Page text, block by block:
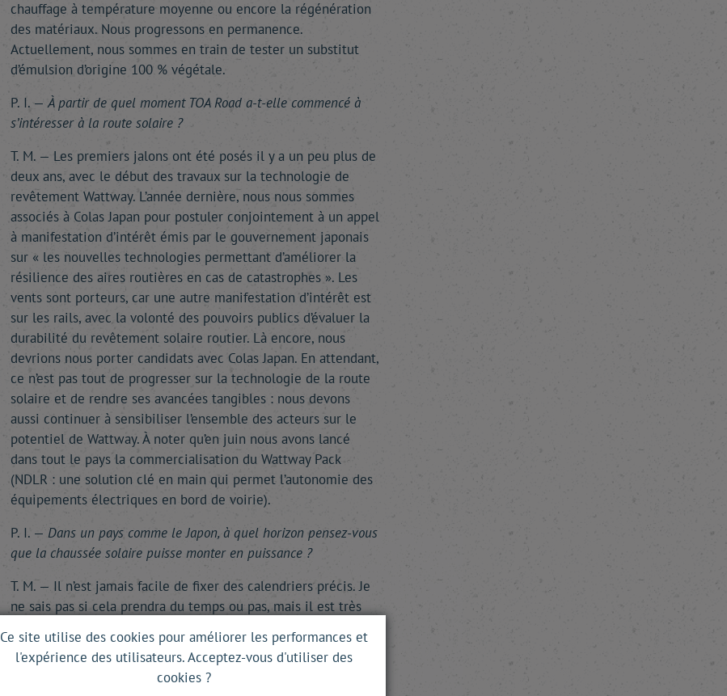
chauffage à température moyenne ou encore la régénération
des matériaux. Nous progressons en permanence.
Actuellement, nous sommes en train de tester un substitut
d’émulsion d’origine 100 % végétale.
P. I. —À partir de quel moment TOA Road a-t-elle commencé à
s’intéresser à la route solaire ?
T. M. — Les premiers jalons ont été posés il y a un peu plus de
deux ans, avec le début des travaux sur la technologie de
revêtement Wattway. L’année dernière, nous nous sommes
associés à Colas Japan pour postuler conjointement à un appel
à manifestation d’intérêt émis par le gouvernement japonais
sur « les nouvelles technologies permettant d’améliorer la
résilience des aires routières en cas de catastrophes ». Les
vents sont porteurs, car une autre manifestation d’intérêt est
sur les rails, avec la volonté des pouvoirs publics d’évaluer la
durabilité du revêtement solaire routier. Là encore, nous
devrions nous porter candidats avec Colas Japan. En attendant,
ce n’est pas tout de progresser sur la technologie de la route
solaire et de rendre ses avancées tangibles : nous devons
aussi continuer à sensibiliser l’ensemble des acteurs sur le
potentiel de Wattway. À noter qu’en juin nous avons lancé
dans tout le pays la commercialisation du Wattway Pack
(NDLR : une solution clé en main qui permet l’autonomie des
équipements électriques en bord de voirie).
P. I. — Dans un pays comme le Japon, à quel horizon pensez-vous
que la chaussée solaire puisse monter en puissance ?
T. M. — Il n’est jamais facile de fixer des calendriers précis. Je
ne sais pas si cela prendra du temps ou pas, mais il est très
Japon. Pour des raisons qui tiennent tout simplement à la
politique énergétique. Si l’on remonte un peu en arrière, on
voit que les Japonais ont développé un sentiment très
Ce site utilise des cookies pour améliorer les performances et
l'expérience des utilisateurs. Acceptez-vous d'utiliser des
cookies ?